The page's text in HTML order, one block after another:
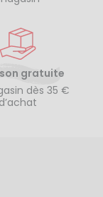
gratuite
dès 35 €
d’achat